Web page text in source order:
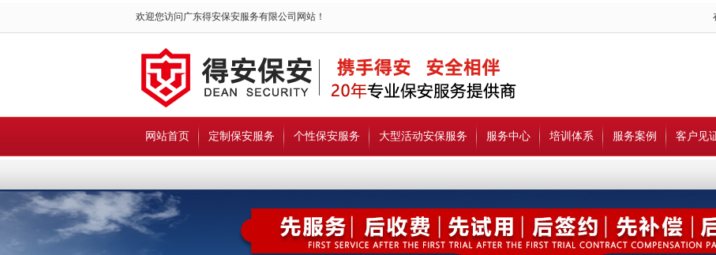
欢迎您访问广东得安保安服务有限公司网站！
网站首页 定制保安服务 个性保安服务 大型活动安保服务 服务中心 培训体系 服务案例 客户见